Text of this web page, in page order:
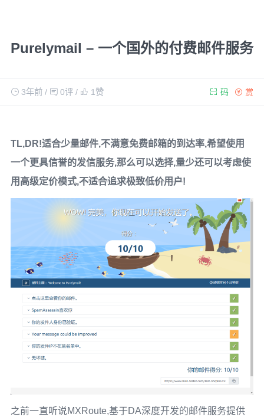
Purelymail – 一个国外的付费邮件服务
3年前/ 0评/ 1 赞 赏
码
TL,DR!适合少量邮件,不满意免费邮箱的到达率,希望使用
一个更具信誉的发信服务,那么可以选择,量少还可以考虑使
用高级定价模式,不适合追求极致低价用户!
之前一直听说MXRoute,基于DA深度开发的邮件服务提供